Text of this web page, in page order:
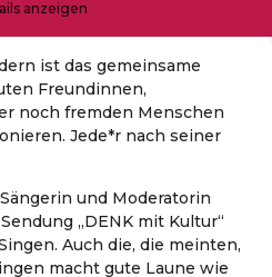
anzeigen
ist das gemeinsame
Freundinnen,
noch fremden Menschen
Jede*r nach seiner
und Mode­ra­to­rin
​„DENK mit Kul­tur“
Auch die, die mein­ten,
macht gute Lau­ne wie